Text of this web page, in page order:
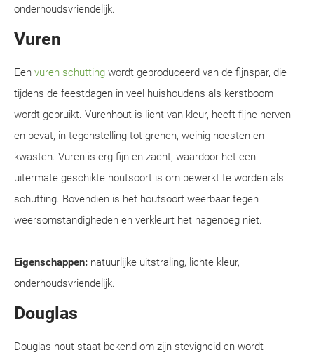
onderhoudsvriendelijk.
Vuren
Een vuren schutting wordt geproduceerd van de fijnspar, die
tijdens de feestdagen in veel huishoudens als kerstboom
wordt gebruikt. Vurenhout is licht van kleur, heeft fijne nerven
en bevat, in tegenstelling tot grenen, weinig noesten en
kwasten. Vuren is erg fijn en zacht, waardoor het een
uitermate geschikte houtsoort is om bewerkt te worden als
schutting. Bovendien is het houtsoort weerbaar tegen
weersomstandigheden en verkleurt het nagenoeg niet.
Eigenschappen: natuurlijke uitstraling, lichte kleur,
onderhoudsvriendelijk.
Douglas
Douglas hout staat bekend om zijn stevigheid en wordt